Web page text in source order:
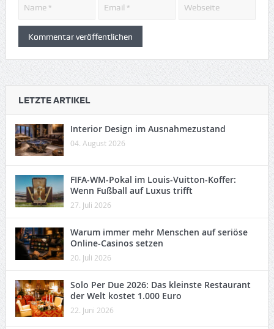
LETZTE ARTIKEL
Interior Design im Ausnahmezustand
04. August 2026
FIFA-WM-Pokal im Louis-Vuitton-Koffer:
Wenn Fußball auf Luxus trifft
27. Juli 2026
Warum immer mehr Menschen auf seriöse
Online-Casinos setzen
20. Juli 2026
Solo Per Due 2026: Das kleinste Restaurant
der Welt kostet 1.000 Euro
22. Juni 2026